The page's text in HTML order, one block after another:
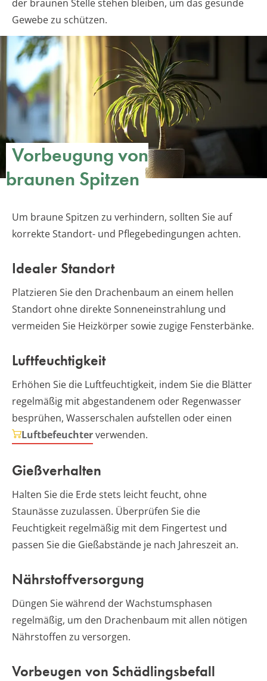
der braunen Stelle stehen bleiben, um das gesunde
Gewebe zu schützen.
Vorbeugung von
braunen Spitzen
Um braune Spitzen zu verhindern, sollten Sie auf
korrekte Standort- und Pflegebedingungen achten.
Idealer Standort
Platzieren Sie den Drachenbaum an einem hellen
Standort ohne direkte Sonneneinstrahlung und
vermeiden Sie Heizkörper sowie zugige Fensterbänke.
Luftfeuchtigkeit
Erhöhen Sie die Luftfeuchtigkeit, indem Sie die Blätter
regelmäßig mit abgestandenem oder Regenwasser
besprühen, Wasserschalen aufstellen oder einen
Luftbefeuchterverwenden.
Gießverhalten
Halten Sie die Erde stets leicht feucht, ohne
Staunässe zuzulassen. Überprüfen Sie die
Feuchtigkeit regelmäßig mit dem Fingertest und
passen Sie die Gießabstände je nach Jahreszeit an.
Nährstoffversorgung
Düngen Sie während der Wachstumsphasen
regelmäßig, um den Drachenbaum mit allen nötigen
Nährstoffen zu versorgen.
Vorbeugen von Schädlingsbefall